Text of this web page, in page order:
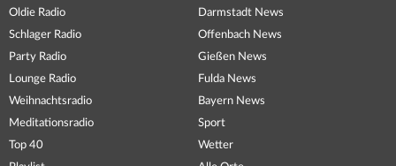
Oldie Radio
Schlager Radio
Party Radio
Lounge Radio
Weihnachtsradio
Meditationsradio
Top 40
Darmstadt News
Offenbach News
Gießen News
Fulda News
Bayern News
Sport
Wetter